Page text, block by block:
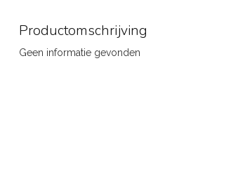
Productomschrijving
Geen informatie gevonden